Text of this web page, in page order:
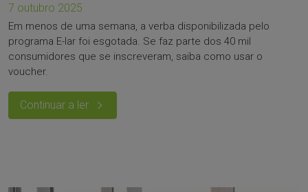
7 outubro 2025
Em menos de uma semana, a verba disponibilizada pelo
programa E-lar foi esgotada. Se faz parte dos 40 mil
consumidores que se inscreveram, saiba como usar o
voucher.
Continuar a ler